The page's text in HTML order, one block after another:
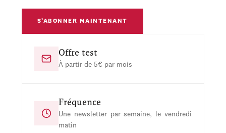
S’ABONNER MAINTENANT
Offre test
À partir de 5€ par mois
Fréquence
Une newsletter par semaine, le vendredi
matin